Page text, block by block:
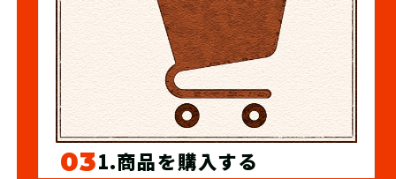
031.商品を購入する